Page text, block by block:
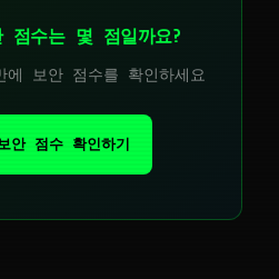
점수는 몇 점일까요?
보안 점수를 확인하세요
안 점수 확인하기